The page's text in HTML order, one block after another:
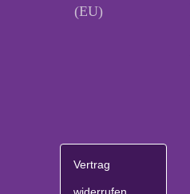
(EU)
Vertrag
widerrufen